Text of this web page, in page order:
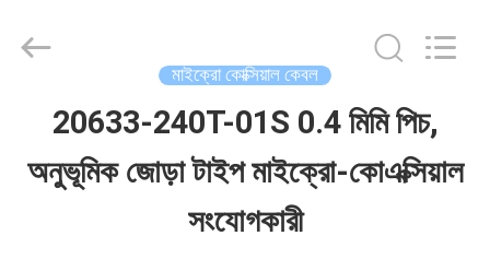
Media
Reserved.
মাইক্রো কোক্সিয়াল কেবল
20633-240T-01S 0.4 মিমি পিচ,
অনুভূমিক জোড়া টাইপ মাইক্রো-কোএক্সিয়াল
সংযোগকারী